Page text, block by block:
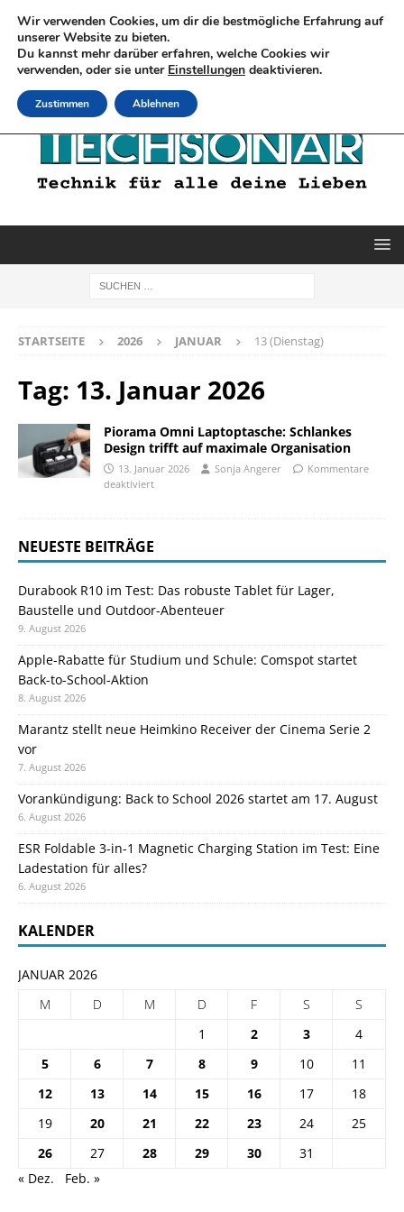
STARTSEITE 2026 JANUAR 13 (Dienstag)
Tag: 13. Januar 2026
Piorama Omni Laptoptasche: Schlankes
Design trifft auf maximale Organisation
13. Januar 2026 Sonja Angerer
Kommentare
deaktiviert
NEUESTE BEITRÄGE
Durabook R10 im Test: Das robuste Tablet für Lager,
Baustelle und Outdoor-Abenteuer
9. August 2026
Apple-Rabatte für Studium und Schule: Comspot startet
Back-to-School-Aktion
8. August 2026
Marantz stellt neue Heimkino Receiver der Cinema Serie 2
vor
7. August 2026
Vorankündigung: Back to School 2026 startet am 17. August
6. August 2026
ESR Foldable 3-in-1 Magnetic Charging Station im Test: Eine
Ladestation für alles?
6. August 2026
KALENDER
JANUAR 2026
M
D M D F S
S
1
2 3
4
5
6 7 8 9 10
11
12
13 14 15 16 17
18
19
20 21 22 23 24
25
26
27 28 29 30
31
« Dez.
Feb. »
Wir verwenden Cookies, um dir die bestmögliche Erfahrung auf
unserer Website zu bieten.
Du kannst mehr darüber erfahren, welche Cookies wir
verwenden, oder sie unter Einstellungen deaktivieren.
Zustimmen Ablehnen